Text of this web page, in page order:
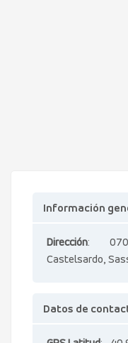
Información
Dirección:
Castelsardo,
Datos de